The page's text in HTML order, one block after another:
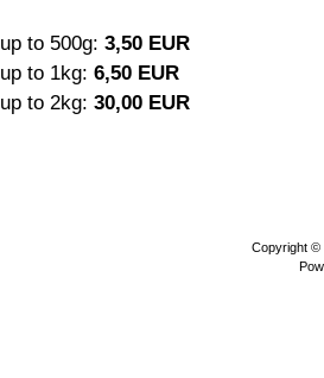
up to 500g: 3,50 EUR
up to 1kg: 6,50 EUR
up to 2kg: 30,00 EUR
Copyright